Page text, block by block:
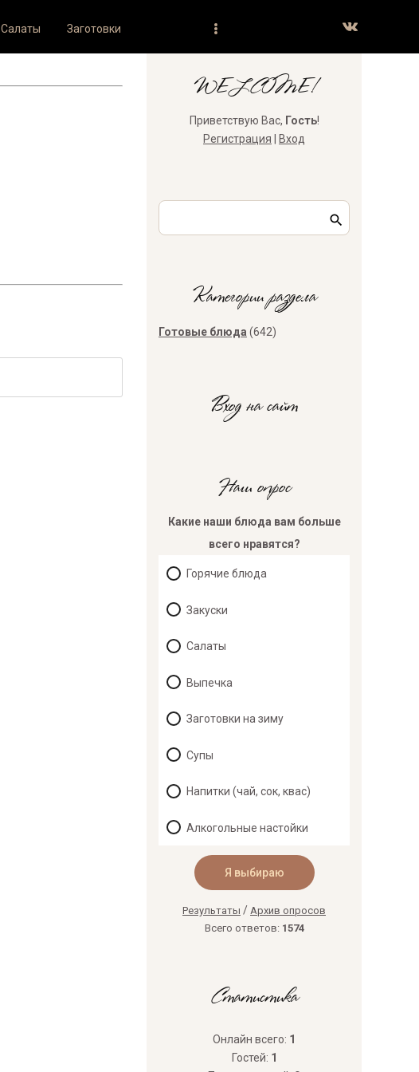
Салаты Заготовки
WELCOME!
Приветствую Вас, Гость!
Регистрация
Вход
Категории раздела
Готовые блюда (642)
Вход на сайт
Наш опрос
Какие наши блюда вам больше
всего нравятся?
Горячие блюда
Закуски
Салаты
Выпечка
Заготовки на зиму
Супы
Напитки (чай, сок, квас)
Алкогольные настойки
Результаты / Архив опросов
Всего ответов: 1574
Статистика
Онлайн всего: 1
Гостей: 1